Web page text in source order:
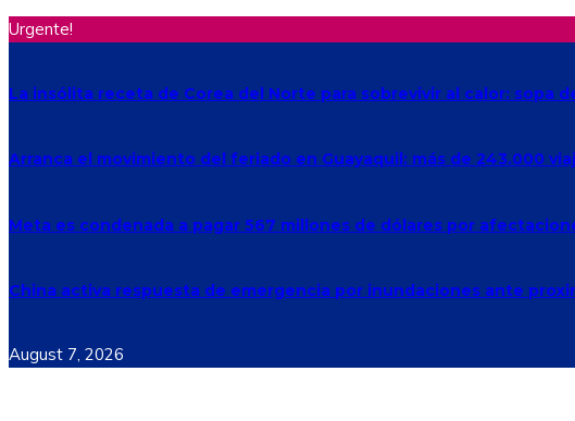
Urgente!
La insólita receta de Corea del Norte para sobrevivir al calor: sopa
Arranca el movimiento del feriado en Guayaquil: más de 243.000
Meta es condenada a pagar 567 millones de dólares por
China activa respuesta de emergencia por inundaciones ante
August 7, 2026